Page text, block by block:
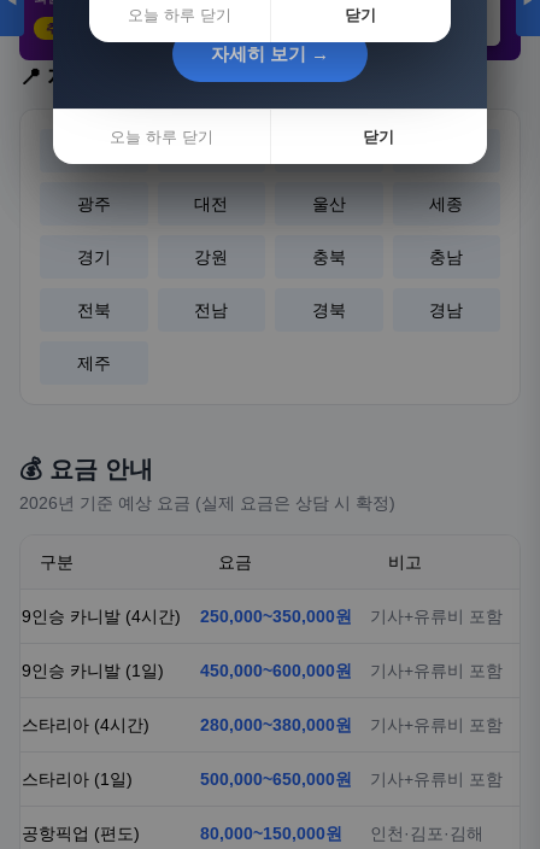
추천 클릭
8,892원
📍 지역 선택
부산
광주 대전 울산 세종
경기 강원 충북 충남
전북 전남 경북 경남
제주
💰 요금 안내
2026년 기준 예상 요금 (실제 요금은 상담 시 확정)
구분 요금 비고
9인승 카니발 (4시간) 250,000~350,000원 기사+유류비 포함
9인승 카니발 (1일) 450,000~600,000원 기사+유류비 포함
스타리아 (4시간) 280,000~380,000원 기사+유류비 포함
스타리아 (1일) 500,000~650,000원 기사+유류비 포함
공항픽업 (편도) 80,000~150,000원 인천·김포·김해
오늘 하루 닫기 닫기
자세히 보기 →
오늘 하루 닫기 닫기
자세히 보기 →
오늘 하루 닫기 닫기